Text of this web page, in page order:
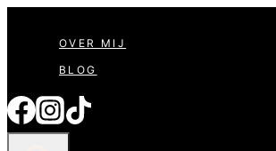
inhoud
OVER MIJ
BLOG